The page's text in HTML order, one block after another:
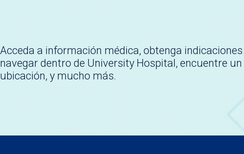
Acceda a información médica, obtenga
navegar dentro de University Hospital, encuentre
ubicación, y mucho más.